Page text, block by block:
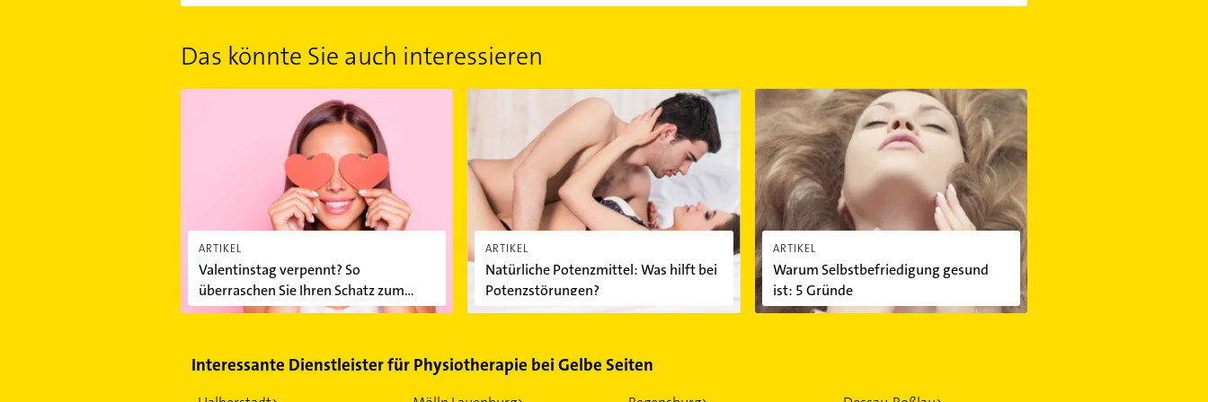
Das könnte Sie auch interessieren
ARTIKEL
Valentinstag verpennt? So
überraschen Sie Ihren Schatz zum
Frühstück
Valentinstag verpennt? So überraschen Sie Ihren Schatz zum Frühstück
ARTIKEL
Natürliche Potenzmittel: Was hilft bei
Potenzstörungen?
Natürliche Potenzmittel: Was hilft bei Potenzstörungen?
ARTIKEL
Warum Selbstbefriedigung gesund
ist: 5 Gründe
Warum Selbstbefriedigung gesund ist: 5 Gründe
Interessante Dienstleister für Physiotherapie bei Gelbe Seiten